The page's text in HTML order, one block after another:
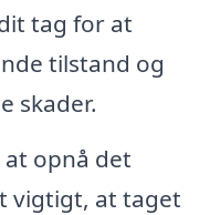
tag for at
tilstand og
skader.
at opnå det
vigtigt, at taget